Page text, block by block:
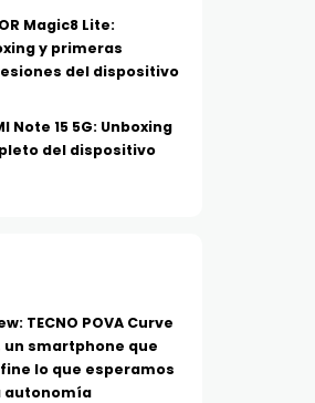
de
Dobles de Mercado
con buenísimos
Magic8 Lite:
y primeras
del dispositivo
Note 15 5G: Unboxing
del dispositivo
TECNO POVA Curve
un smartphone que
lo que esperamos
autonomía